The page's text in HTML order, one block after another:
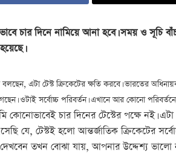
চার দিনে নামিয়ে আনা হবে। সময় ও
এটা টেস্ট ক্রিকেটের ক্ষতি করবে। ভারতের
ওটাই সর্বোচ্চ পরিবর্তন। এখানে আর কোনো
কোনোভাবেই চার দিনের টেস্টের পক্ষে নই।
টেস্টই হলো আন্তর্জাতিক ক্রিকেটের সর্বোচ্চ
তখন বোঝা যায়, আপনার উদ্দেশ্য